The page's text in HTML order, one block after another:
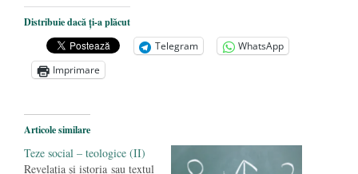
Comunismul şi cultura memoriei
ianuarie 2013
Teze social – teologice (III) - 9 septembrie
2012
2012
Distribuie dacă ți-a plăcut
Telegram
WhatsApp
Imprimare
Articole similare
Teze social – teologice (II)
Revelaţia şi istoria sau textul